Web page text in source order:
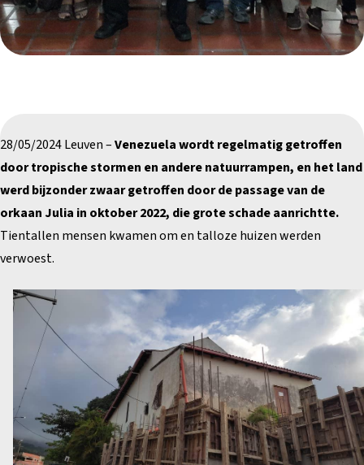
28/05/2024 Leuven –Venezuela wordt regelmatig getroffen
door tropische stormen en andere natuurrampen, en het land
werd bijzonder zwaar getroffen door de passage van de
orkaan Julia in oktober 2022, die grote schade aanrichtte.
Tientallen mensen kwamen om en talloze huizen werden
verwoest.